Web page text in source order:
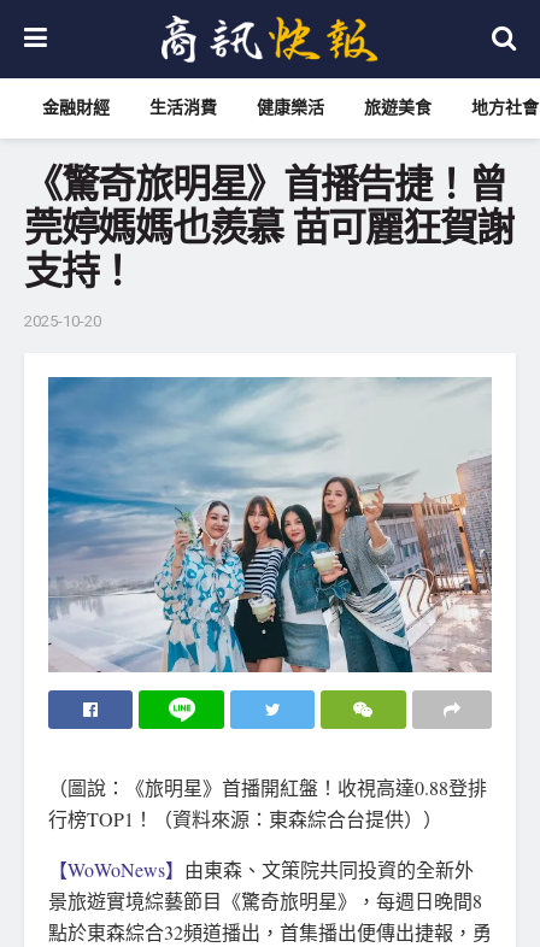
金融財經 生活消費 健康樂活 旅遊美食 地方社會
《驚奇旅明星》首播告捷！曾
莞婷媽媽也羨慕 苗可麗狂賀謝
支持！
2025-10-20
（圖說：《旅明星》首播開紅盤！收視高達0.88登排
行榜TOP1！（資料來源：東森綜合台提供））
【WoWoNews】 由東森、文策院共同投資的全新外
景旅遊實境綜藝節目《驚奇旅明星》，每週日晚間8
點於東森綜合32頻道播出，首集播出便傳出捷報，勇